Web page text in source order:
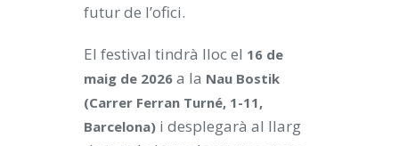
futur de l’ofici.
El festival tindrà lloc el 16 de
maig de 2026 a la Nau Bostik
(Carrer Ferran Turné, 1-11,
Barcelona) i desplegarà al llarg